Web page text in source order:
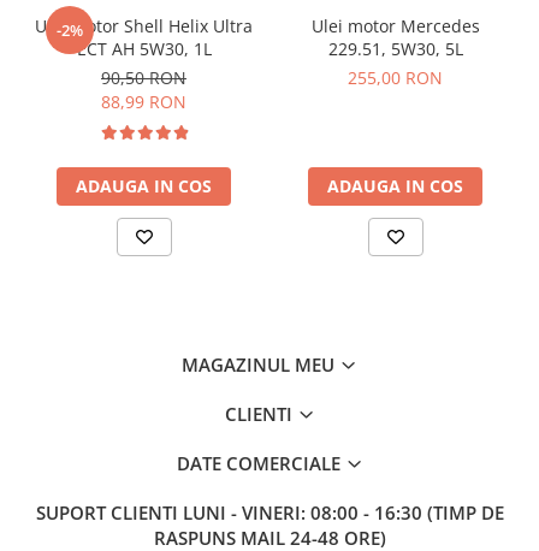
ACEA B4;
API SN;
API CF;
MB-Approval 229.1;
MB-Approval 229.3;
VW 501 01;
Liqui Moly recomanda folosirea acestui produs si la
autovehiculele cu urmatoarele specificatii:
Fiat 9.55535-D2;
-2%
Ulei motor Shell Helix Ultra
ECT AH 5W30, 1L
90,50 RON
88,99 RON
ADAUGA IN COS
Ulei motor Mercedes
229.51, 5W30, 5L
255,00 RON
ADAUGA IN COS
MAGAZINUL MEU
CLIENTI
DATE COMERCIALE
SUPORT CLIENTI LUNI - VINERI: 08:00 - 16:30 (TIMP DE
RASPUNS MAIL 24-48 ORE)